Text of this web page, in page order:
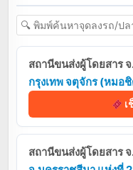
สถานีขนส่งผู้โดยสาร
กรุงเทพ จตุจักร (หมอ
เ
สถานีขนส่งผู้โดยสาร